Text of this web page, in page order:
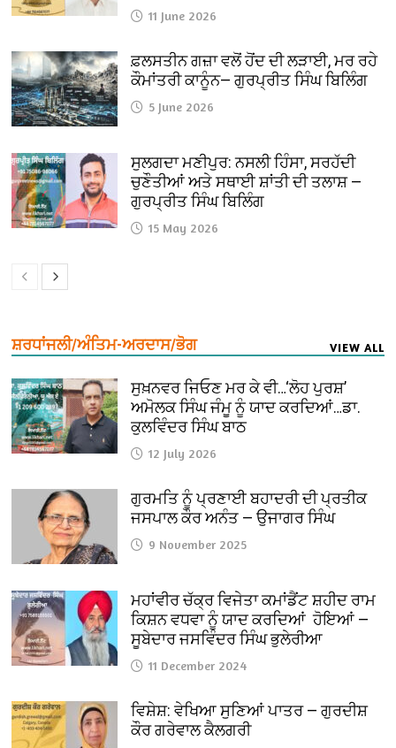
11 June 2026
ਫ਼ਲਸਤੀਨ ਗਜ਼ਾ ਵਲੋਂ ਹੋਂਦ ਦੀ ਲੜਾਈ, ਮਰ ਰਹੇ
ਕੌਮਾਂਤਰੀ ਕਾਨੂੰਨ— ਗੁਰਪ੍ਰੀਤ ਸਿੰਘ ਬਿਲਿੰਗ
5 June 2026
ਸੁਲਗਦਾ ਮਣੀਪੁਰ: ਨਸਲੀ ਹਿੰਸਾ, ਸਰਹੱਦੀ
ਚੁਣੌਤੀਆਂ ਅਤੇ ਸਥਾਈ ਸ਼ਾਂਤੀ ਦੀ ਤਲਾਸ਼ —
ਗੁਰਪ੍ਰੀਤ ਸਿੰਘ ਬਿਲਿੰਗ
15 May 2026
ਸ਼ਰਧਾਂਜਲੀ/ਅੰਤਿਮ-ਅਰਦਾਸ/ਭੋਗ VIEW ALL
ਸੁਖ਼ਨਵਰ ਜਿਓਣ ਮਰ ਕੇ ਵੀ…‘ਲੋਹ ਪੁਰਸ਼’
ਅਮੋਲਕ ਸਿੰਘ ਜੰਮੂ ਨੂੰ ਯਾਦ ਕਰਦਿਆਂ…ਡਾ.
ਕੁਲਵਿੰਦਰ ਸਿੰਘ ਬਾਠ
12 July 2026
ਗੁਰਮਤਿ ਨੂੰ ਪ੍ਰਣਾਈ ਬਹਾਦਰੀ ਦੀ ਪ੍ਰਤੀਕ
ਜਸਪਾਲ ਕੌਰ ਅਨੰਤ — ਉਜਾਗਰ ਸਿੰਘ
9 November 2025
ਮਹਾਂਵੀਰ ਚੱਕ੍ਰ ਵਿਜੇਤਾ ਕਮਾਂਡੈਂਟ ਸ਼ਹੀਦ ਰਾਮ
ਕਿਸ਼ਨ ਵਧਵਾ ਨੂੰ ਯਾਦ ਕਰਦਿਆਂ ਹੋਇਆਂ —
ਸੂਬੇਦਾਰ ਜਸਵਿੰਦਰ ਸਿੰਘ ਭੁਲੇਰੀਆ
11 December 2024
ਵਿਸ਼ੇਸ਼: ਵੇਖਿਆ ਸੁਣਿਆਂ ਪਾਤਰ — ਗੁਰਦੀਸ਼
ਕੌਰ ਗਰੇਵਾਲ ਕੈਲਗਰੀ